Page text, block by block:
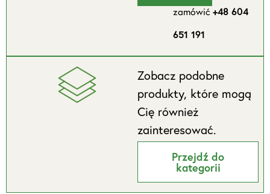
zamówić+48 604
651 191
Zobacz podobne
produkty, które mogą
Cię również
zainteresować.
Przejdź do
kategorii